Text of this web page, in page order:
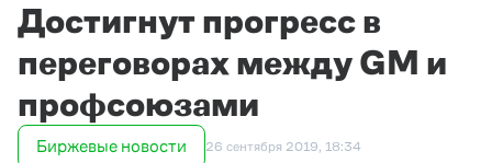
Достигнут прогресс в
переговорах между GM и
профсоюзами
Биржевые новости 26 сентября 2019, 18:34